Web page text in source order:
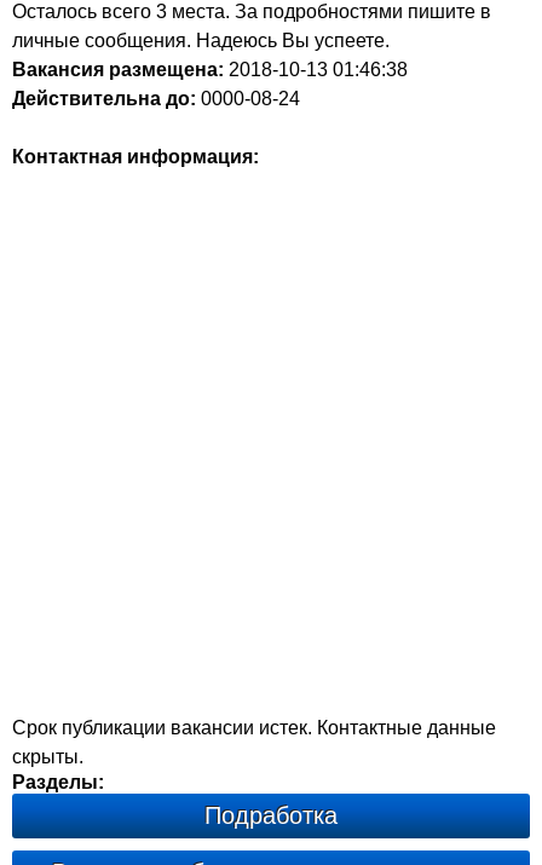
Осталось всего 3 места. За подробностями пишите в
личные сообщения. Надеюсь Вы успеете.
Вакансия размещена: 2018-10-13 01:46:38
Действительна до: 0000-08-24
Контактная информация:
Срок публикации вакансии истек. Контактные данные
скрыты.
Разделы:
Подработка